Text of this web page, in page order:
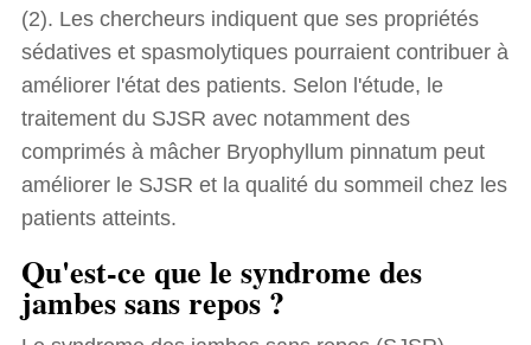
(2). Les chercheurs indiquent que ses propriétés
sédatives et spasmolytiques pourraient contribuer à
améliorer l'état des patients. Selon l'étude, le
traitement du SJSR avec notamment des
comprimés à mâcher Bryophyllum pinnatum peut
améliorer le SJSR et la qualité du sommeil chez les
patients atteints.
Qu'est-ce que le syndrome des
jambes sans repos ?